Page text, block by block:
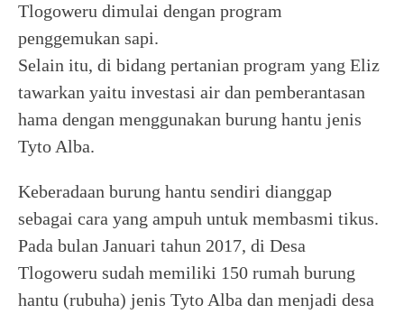
Tlogoweru dimulai dengan program
penggemukan sapi.
Selain itu, di bidang pertanian program yang Eliz
tawarkan yaitu investasi air dan pemberantasan
hama dengan menggunakan burung hantu jenis
Tyto Alba.
Keberadaan burung hantu sendiri dianggap
sebagai cara yang ampuh untuk membasmi tikus.
Pada bulan Januari tahun 2017, di Desa
Tlogoweru sudah memiliki 150 rumah burung
hantu (rubuha) jenis Tyto Alba dan menjadi desa